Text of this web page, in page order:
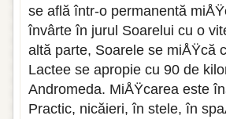
se află într-o permanentă
învârte în jurul Soarelui cu o
altă parte, Soarele se miÅŸcă
Lactee se apropie cu 90 de
Andromeda. MiÅŸcarea este
Practic, nicăieri, în stele, în